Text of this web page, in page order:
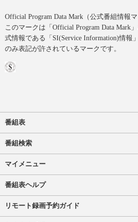
Official Program Data Mark（公式番組情報マ
このマークは「Official Program Data Mark
式情報である「SI(Service Information)情報
のみ表記が許されているマークです。
番組表
番組検索
マイメニュー
番組表ヘルプ
リモート録画予約ガイド